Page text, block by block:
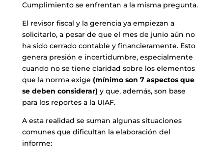
Cumplimiento se enfrentan a la misma pregunta.
El revisor fiscal y la gerencia ya empiezan a
solicitarlo, a pesar de que el mes de junio aún no
ha sido cerrado contable y financieramente. Esto
genera presión e incertidumbre, especialmente
cuando no se tiene claridad sobre los elementos
que la norma exige (mínimo son 7 aspectos que
se deben considerar) y que, además, son base
para los reportes a la UIAF.
A esta realidad se suman algunas situaciones
comunes que dificultan la elaboración del
informe: